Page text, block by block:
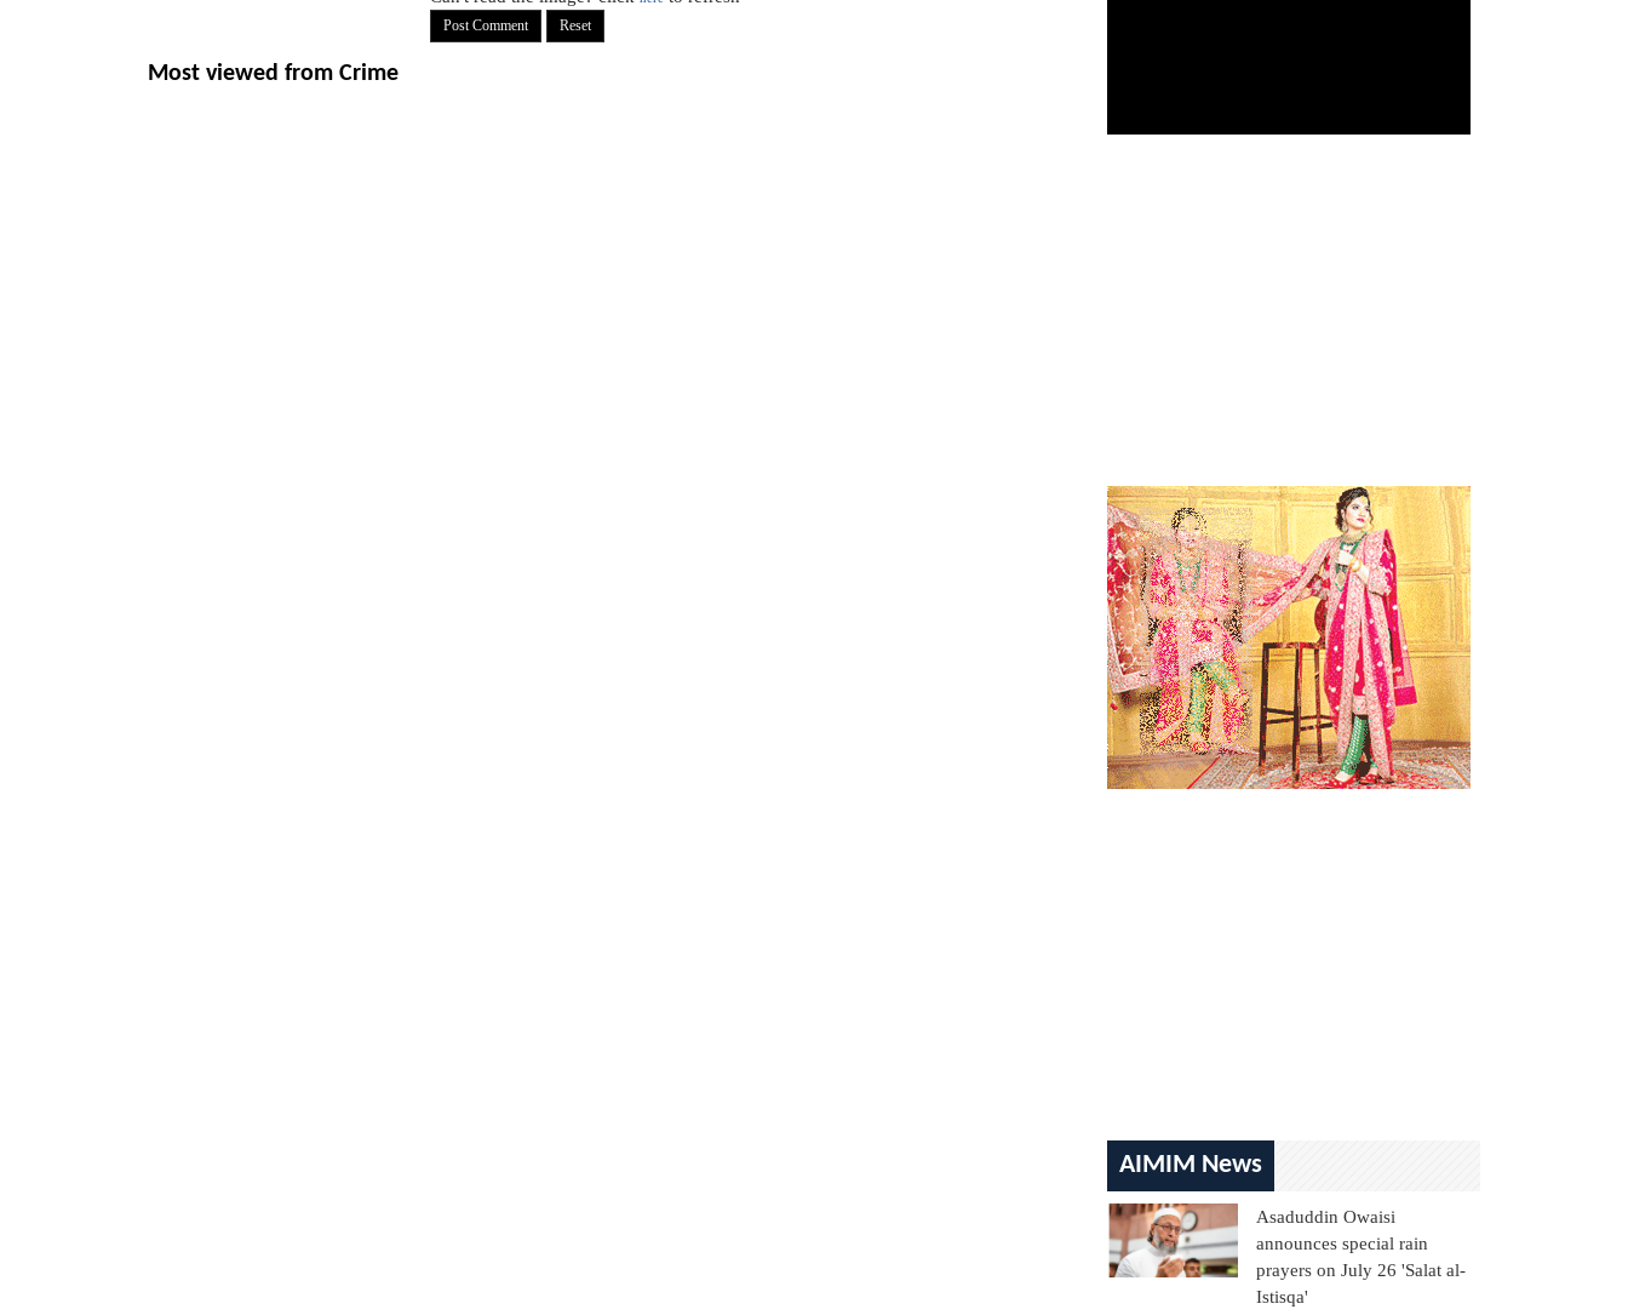
Most viewed from Crime
AIMIM News
Asaduddin Owaisi
announces special rain
prayers on July 26 'Salat al-
Istisqa'